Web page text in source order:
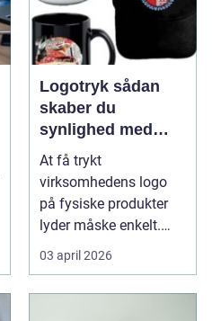
Logotryk sådan
skaber du
synlighed med
simple midler
At få trykt
virksomhedens logo
på fysiske produkter
lyder måske enkelt.
Men gjort rigtigt kan
logotr...
03 april 2026